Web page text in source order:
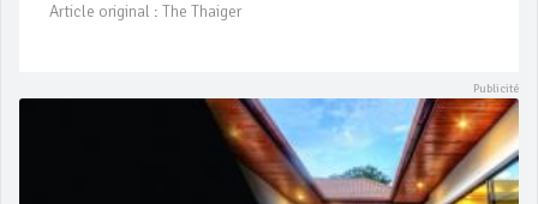
Article original : The Thaiger